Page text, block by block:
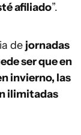
afiliado”.
de jornadas
ser que en
invierno, las
ilimitadas